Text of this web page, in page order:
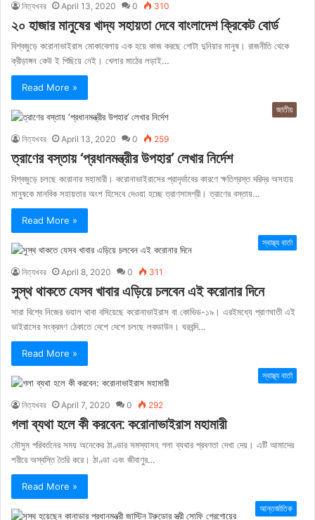
নিত্যখবর April 13, 2020 0 310
২০ হাজার মানুষের খাদ্য সহায়তা দেবে বাংলাদেশ ক্রিকেট বোর্ড
বিশ্বজুড়ে করোনাভাইরাস মোকাবেলায় এক হয়ে কাজ করছে গোটা দুনিয়ার মানুষ। রাজনীতি থেকে
ক্রীড়াঙ্গন কেউ ই পিছিয়ে নেই। খেলার মাঠের লড়াই…
Read More »
জাতীয়
নিত্যখবর April 13, 2020 0 259
ত্রাণের বস্তায় ‘প্রধানমন্ত্রীর উপহার’ লেখার নির্দেশ
বিশ্বজুড়ে চলছে করোনার মহামারী। করোনাভাইরাসের প্রাদৃর্ভাবের কারণে ক্ষতিগ্রস্ত দরিদ্র অসহায়
মানুষকে মানবিক সহায়তার অংশ হিসেবে দেওয়া হচ্ছে ত্রাণসামগ্রী। ত্রাণের বস্তায়…
Read More »
স্বাস্থ্য বার্তা
নিত্যখবর April 8, 2020 0 311
সুস্থ থাকতে যেসব খাবার এড়িয়ে চলবেন এই করোনার দিনে
সারা বিশ্বে নিজের ভয়াল থাবা বসিয়েছে করোনাভাইরাস বা কোভিড-১৯। এরইমধ্যে প্রাণঘাতী এই
ভাইরাসের সংক্রমণ ঠেকাতে দেশে দেশে চলছে লকডাউন। ঘরবন্দি…
Read More »
স্বাস্থ্য বার্তা
নিত্যখবর April 7, 2020 0 292
গলা ব্যথা হলে কী করবেন: করোনাভাইরাস মহামারী
মৌসুম পরিবর্তনের সময় অনেকের ঠাণ্ডার সমস্যাসহ গলা ব্যথার প্রবণতা দেখা দেয়। এটি আমাদের
শরীরে অস্বস্তি তৈরি করে। ঠাণ্ডা এবং জীবাণুর…
Read More »
আন্তর্জাতিক